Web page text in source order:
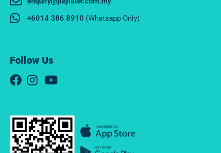
+6014 386 8910 (Whatsapp Only)
Follow Us